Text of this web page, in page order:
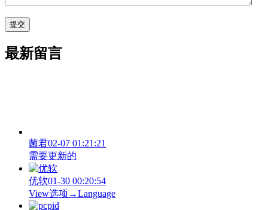
最新留言
菌君02-07 01:21:21
需要更新的
优软01-30 00:20:54
View‌选项→Language